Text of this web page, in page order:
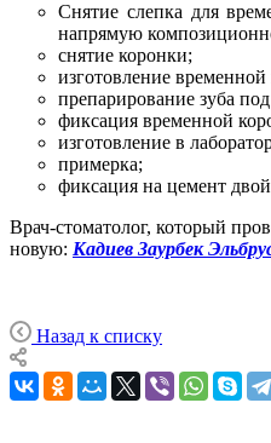
Снятие слепка для
напрямую
снятие коронки;
изготовление временной
препарирование зуба
фиксация временной
изготовление в
примерка;
фиксация на цемент
Врач-стоматолог, который
новую: Кадиев Заурбек
Назад к списку